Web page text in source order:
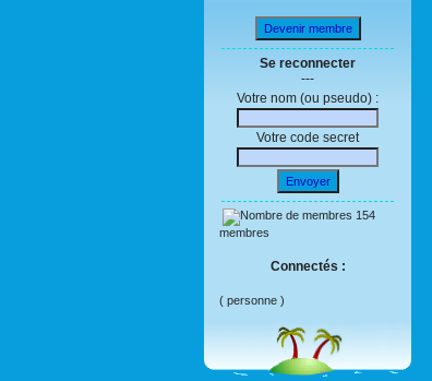
Devenir membre
Se reconnecter
---
Votre nom (ou pseudo) :
Votre code secret
Envoyer
154
membres
Connectés :
( personne )